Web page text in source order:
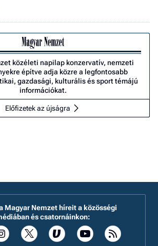
közéleti napilap konzervatív, nemzeti
építve adja közre a legfontosabb
gazdasági, kulturális és sport témájú
információkat.
Előfizetek az újságra
Magyar Nemzet híreit a közösségi
és csatornáinkon: